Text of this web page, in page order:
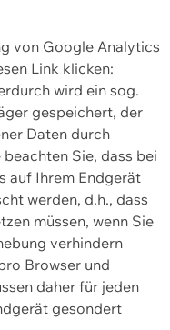
von Google Analytics
Link klicken:
wird ein sog.
gespeichert, der
Daten durch
Sie, dass bei
auf Ihrem Endgerät
werden, d.h., dass
müssen, wenn Sie
verhindern
Browser und
daher für jeden
gesondert